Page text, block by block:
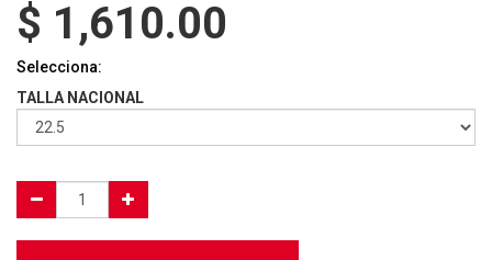
$ 1,610.00
Selecciona:
TALLA NACIONAL